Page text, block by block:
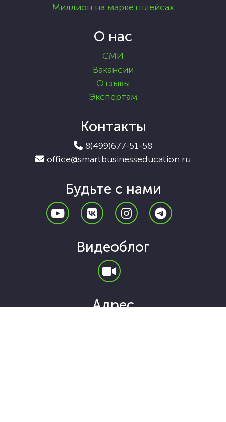
Миллион на маркетплейсах
О нас
СМИ
Вакансии
Отзывы
Экспертам
Контакты
8(499)677-51-58
office@smartbusinesseducation.ru
Будьте с нами
Видеоблог
Адрес